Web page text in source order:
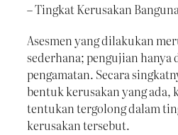
– Tingkat Kerusakan
Asesmen yang dilakukan
sederhana; pengujian
pengamatan. Secara
bentuk kerusakan yang ada,
tentukan tergolong dalam
kerusakan tersebut.